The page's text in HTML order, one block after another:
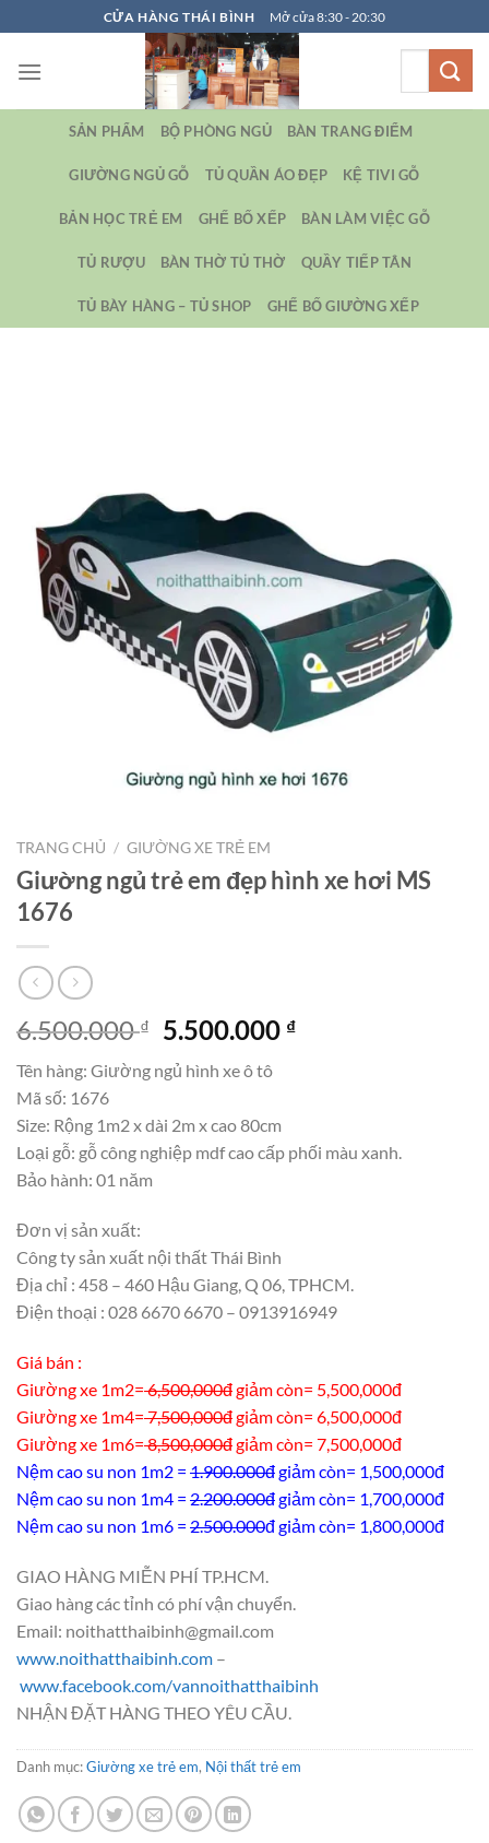
qua
nội
CỬA HÀNG THÁI BÌNH Mở cửa 8:30 - 20:30
SẢN PHẨM BỘ PHÒNG NGỦ BÀN TRANG ĐIỂM
GIƯỜNG NGỦ GỖ TỦ QUẦN ÁO ĐẸP KỆ TIVI GỖ
BẢN HỌC TRẺ EM GHẾ BỐ XẾP BÀN LÀM VIỆC GỖ
TỦ RƯỢU BÀN THỜ TỦ THỜ QUẦY TIẾP TÂN
TỦ BÀY HÀNG – TỦ SHOP GHẾ BỐ GIƯỜNG XẾP
TRANG CHỦ / GIƯỜNG XE TRẺ EM
Giường ngủ trẻ em đẹp hình xe hơi MS
1676
6.500.000₫
Giá
gốc
là:
5.500.000 ₫Giá
Tên hàng: Giường ngủ hình xe ô tô
Mã số: 1676
Size: Rộng 1m2 x dài 2m x cao 80cm
Loại gỗ: gỗ công nghiệp mdf cao cấp phối màu xanh.
Bảo hành: 01 năm
Đơn vị sản xuất:
Công ty sản xuất nội thất Thái Bình
Địa chỉ : 458 – 460 Hậu Giang, Q 06, TPHCM.
Điện thoại : 028 6670 6670 – 0913916949
Giá bán :
Giường xe 1m2=6,500,000đgiảm còn= 5,500,000đ
Giường xe 1m4=7,500,000đgiảm còn= 6,500,000đ
Giường xe 1m6=8,500,000đgiảm còn= 7,500,000đ
Nệm cao su non 1m2 = 1.900.000đgiảm còn= 1,500,000đ
Nệm cao su non 1m4 = 2.200.000đgiảm còn= 1,700,000đ
Nệm cao su non 1m6 = 2.500.000đ giảm còn= 1,800,000đ
GIAO HÀNG MIỄN PHÍ TP.HCM.
Giao hàng các tỉnh có phí vận chuyển.
Email: noithatthaibinh@gmail.com
www.noithatthaibinh.com –
www.facebook.com/vannoithatthaibinh
NHẬN ĐẶT HÀNG THEO YÊU CẦU.
Danh mục:Giường xe trẻ em, Nội thất trẻ em